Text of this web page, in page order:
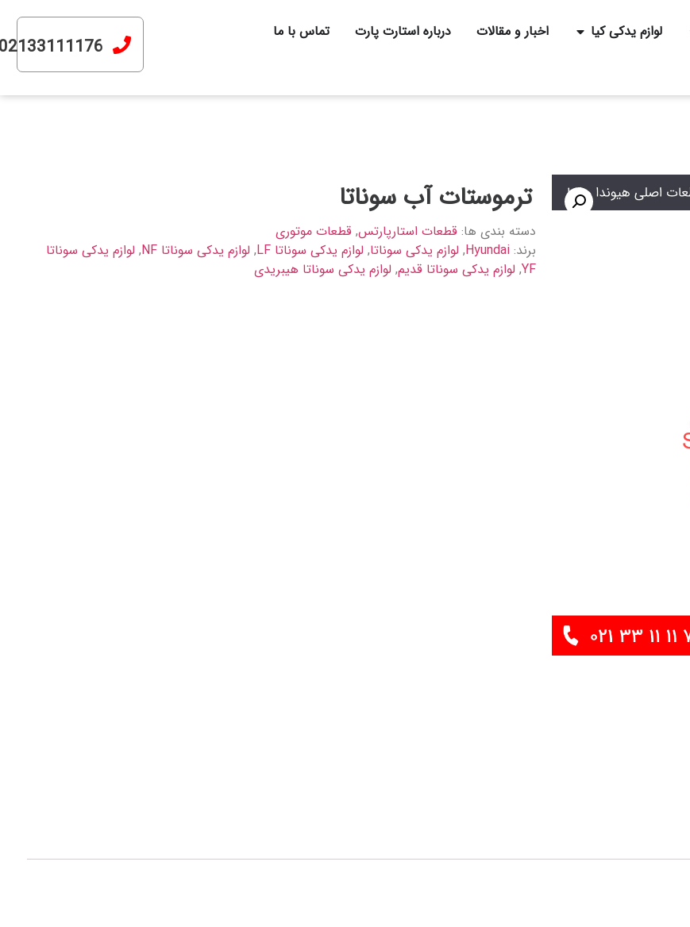
لوازم یدکی کیا اخبار و مقالات درباره استارت پارت
تماس با ما
ترموستات آب سوناتا
دسته بندی ها:قطعات استارپارتس,قطعات موتوری
برند:Hyundai
, لوازم یدکی سوناتا, لوازم یدکی سوناتا LF , لوازم یدکی سوناتا NF , لوازم یدکی سوناتا
YF
, لوازم یدکی سوناتا قدیم, لوازم یدکی سوناتا هیبریدی